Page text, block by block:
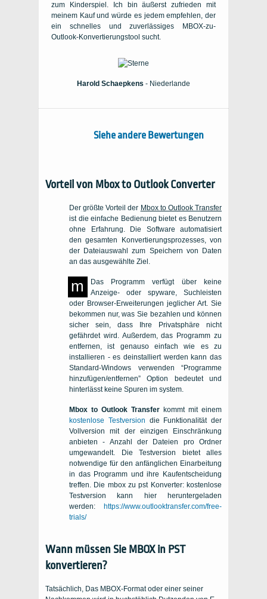
zum Kinderspiel. Ich bin äußerst zufrieden mit
meinem Kauf und würde es jedem empfehlen, der
ein schnelles und zuverlässiges MBOX-zu-
Outlook-Konvertierungstool sucht.
Harold Schaepkens - Niederlande
Siehe andere Bewertungen
Vorteil von Mbox to Outlook Converter
Der größte Vorteil der Mbox to Outlook Transfer
ist die einfache Bedienung bietet es Benutzern
ohne Erfahrung. Die Software automatisiert
den gesamten Konvertierungsprozesses, von
der Dateiauswahl zum Speichern von Daten
an das ausgewählte Ziel.
m
Das Programm verfügt über keine
Anzeige- oder spyware, Suchleisten
oder Browser-Erweiterungen jeglicher Art. Sie
bekommen nur, was Sie bezahlen und können
sicher sein, dass Ihre Privatsphäre nicht
gefährdet wird. Außerdem, das Programm zu
entfernen, ist genauso einfach wie es zu
installieren - es deinstalliert werden kann das
Standard-Windows verwenden “Programme
hinzufügen/entfernen” Option bedeutet und
hinterlässt keine Spuren im system.
Mbox to Outlook Transfer kommt mit einem
kostenlose Testversion die Funktionalität der
Vollversion mit der einzigen Einschränkung
anbieten - Anzahl der Dateien pro Ordner
umgewandelt. Die Testversion bietet alles
notwendige für den anfänglichen Einarbeitung
in das Programm und ihre Kaufentscheidung
treffen. Die mbox zu pst Konverter: kostenlose
Testversion
kann hier heruntergeladen
werden: https://www.outlooktransfer.com/free-
trials/
Wann müssen Sie MBOX in PST
konvertieren?
Tatsächlich, Das MBOX-Format oder einer seiner